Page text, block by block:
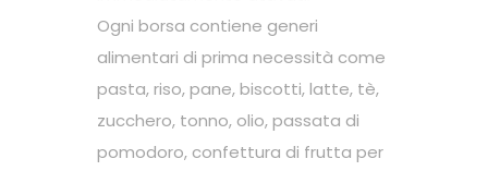
Ogni borsa contiene generi
alimentari di prima necessità come
pasta, riso, pane, biscotti, latte, tè,
zucchero, tonno, olio, passata di
pomodoro, confettura di frutta per